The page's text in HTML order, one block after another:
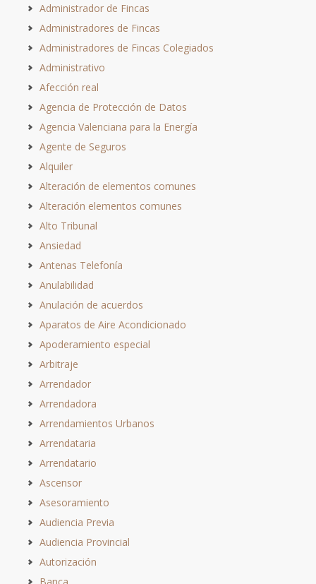
Administrador de Fincas
Administradores de Fincas
Administradores de Fincas Colegiados
Administrativo
Afección real
Agencia de Protección de Datos
Agencia Valenciana para la Energía
Agente de Seguros
Alquiler
Alteración de elementos comunes
Alteración elementos comunes
Alto Tribunal
Ansiedad
Antenas Telefonía
Anulabilidad
Anulación de acuerdos
Aparatos de Aire Acondicionado
Apoderamiento especial
Arbitraje
Arrendador
Arrendadora
Arrendamientos Urbanos
Arrendataria
Arrendatario
Ascensor
Asesoramiento
Audiencia Previa
Audiencia Provincial
Autorización
Banca